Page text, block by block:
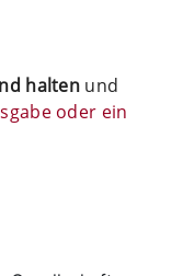
halten und
oder ein